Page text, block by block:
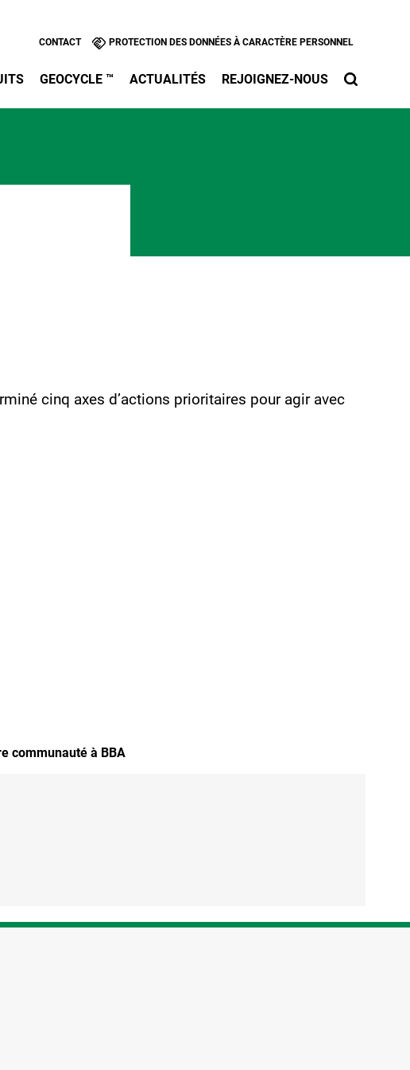
CONTACT PROTECTION DES DONNÉES À CARACTÈRE PERSONNEL
GEOCYCLE ™ ACTUALITÉS REJOIGNEZ-NOUS
cinq axes d’actions prioritaires pour agir avec
communauté à BBA